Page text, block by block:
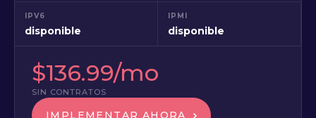
IPV6
disponible
IPMI
disponible
$136.99/mo
SIN CONTRATOS
IMPLEMENTAR AHORA